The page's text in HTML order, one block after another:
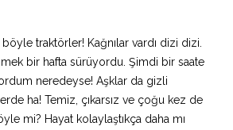
traktörler! Kağnılar vardı dizi dizi.
bir hafta sürüyordu. Şimdi bir saate
neredeyse! Aşklar da gizli
ha! Temiz, çıkarsız ve çoğu kez de
mi? Hayat kolaylaştıkça daha mı